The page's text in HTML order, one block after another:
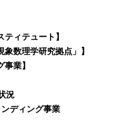
ィテュート】
数理学研究拠点」】
業】
況
ディング事業